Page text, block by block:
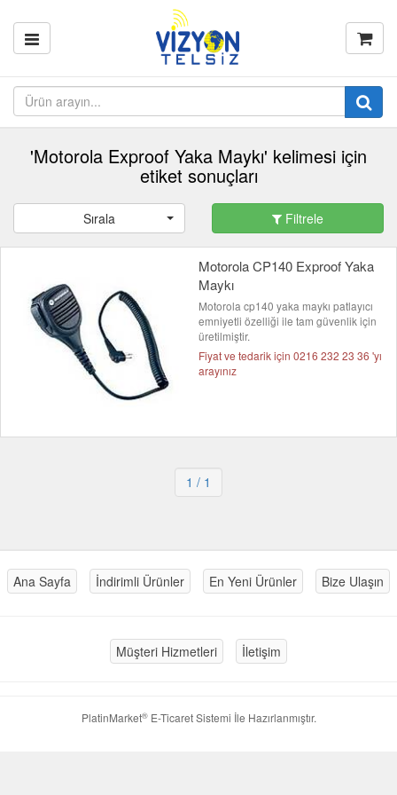
'Motorola Exproof Yaka Maykı' kelimesi için
etiket sonuçları
Sırala Filtrele
Motorola CP140 Exproof Yaka
Maykı
Motorola cp140 yaka maykı patlayıcı
emniyetli özelliği ile tam güvenlik için
üretilmiştir.
Fiyat ve tedarik için 0216 232 23 36 'yı
arayınız
1 / 1
Ana Sayfa İndirimli Ürünler En Yeni Ürünler Bize Ulaşın
Müşteri Hizmetleri İletişim
PlatinMarket®E-Ticaret Sistemi İle Hazırlanmıştır.